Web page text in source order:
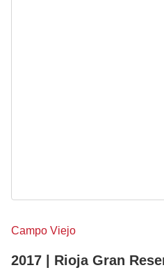
Campo Viejo
2017 | Rioja Gran